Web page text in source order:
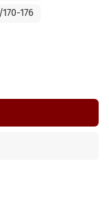
176